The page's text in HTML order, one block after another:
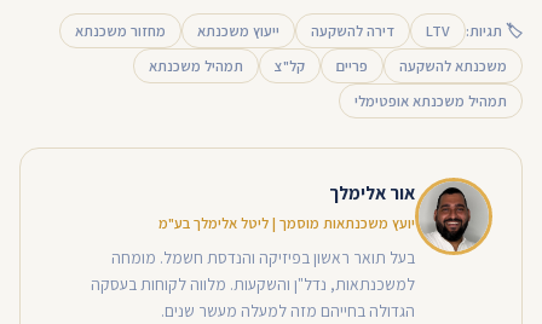
🏷 תגיות: LTV דירה להשקעה ייעוץ משכנתא
מחזור משכנתא
משכנתא להשקעה
פריים קל"צ
תמהיל משכנתא
תמהיל משכנתא אופטימלי
אור אלימלך
יועץ משכנתאות מוסמך | ליטל אלימלך בע"מ
בעל תואר ראשון בפיזיקה והנדסת חשמל. מומחה
למשכנתאות, נדל"ן והשקעות. מלווה לקוחות בעסקה
הגדולה בחייהם מזה למעלה מעשר שנים.